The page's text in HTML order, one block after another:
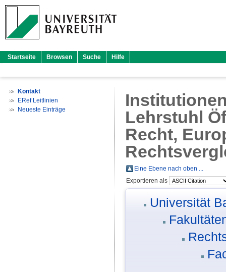
Startseite Browsen Suche Hilfe
Kontakt
ERef Leitlinien
Neueste Einträge
Lehrstuhl
Recht,
Eine Ebene nach oben ...
Exportieren als
Universität